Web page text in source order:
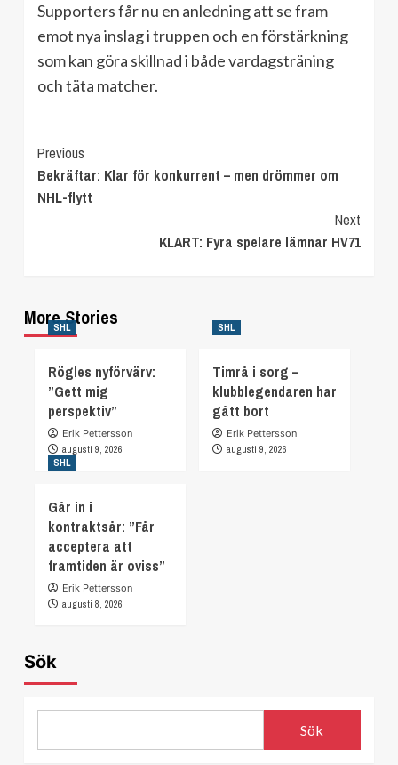
Supporters får nu en anledning att se fram
emot nya inslag i truppen och en förstärkning
som kan göra skillnad i både vardagsträning
och täta matcher.
Continue
Reading
Previous
Bekräftar: Klar för konkurrent – men drömmer om
NHL-flytt
Next
KLART: Fyra spelare lämnar HV71
More Stories
SHL
Rögles nyförvärv:
”Gett mig
perspektiv”
Erik Pettersson
augusti 9, 2026
SHL
Timrå i sorg –
klubblegendaren har
gått bort
Erik Pettersson
augusti 9, 2026
SHL
Går in i
kontraktsår: ”Får
acceptera att
framtiden är oviss”
Erik Pettersson
augusti 8, 2026
Sök
Sök